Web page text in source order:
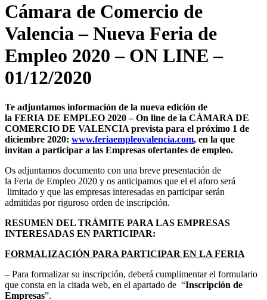
Cámara de Comercio de
Valencia – Nueva Feria de
Empleo 2020 – ON LINE –
01/12/2020
Te adjuntamos información de la nueva edición de
la FERIA DE EMPLEO 2020 – On line de la CÁMARA DE
COMERCIO DE VALENCIA prevista para el próximo 1 de
diciembre 2020: www.feriaempleovalencia.com, en la que
invitan a participar a las Empresas ofertantes de empleo.
Os adjuntamos documento con una breve presentación de
la Feria de Empleo 2020 y os anticipamos que el el aforo será
limitado y que las empresas interesadas en participar serán
admitidas por riguroso orden de inscripción.
RESUMEN DEL TRÁMITE PARA LAS EMPRESAS
INTERESADAS EN PARTICIPAR:
FORMALIZACIÓN PARA PARTICIPAR EN LA FERIA
– Para formalizar su inscripción, deberá cumplimentar el formulario
que consta en la citada web, en el apartado de “Inscripción de
Empresas”.